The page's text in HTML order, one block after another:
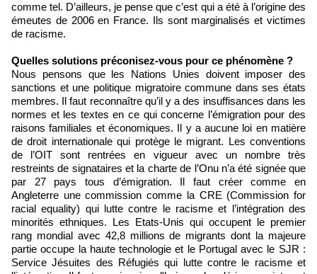
comme tel. D’ailleurs, je pense que c’est qui a été à l’origine des
émeutes de 2006 en France. Ils sont marginalisés et victimes
de racisme.
Quelles solutions préconisez-vous pour ce phénomène ?
Nous pensons que les Nations Unies doivent imposer des
sanctions et une politique migratoire commune dans ses états
membres. Il faut reconnaître qu’il y a des insuffisances dans les
normes et les textes en ce qui concerne l’émigration pour des
raisons familiales et économiques. Il y a aucune loi en matière
de droit internationale qui protège le migrant. Les conventions
de l’OIT sont rentrées en vigueur avec un nombre très
restreints de signataires et la charte de l’Onu n’a été signée que
par 27 pays tous d’émigration. Il faut créer comme en
Angleterre une commission comme la CRE (Commission for
racial equality) qui lutte contre le racisme et l’intégration des
minorités ethniques. Les Etats-Unis qui occupent le premier
rang mondial avec 42,8 millions de migrants dont la majeure
partie occupe la haute technologie et le Portugal avec le SJR :
Service Jésuites des Réfugiés qui lutte contre le racisme et